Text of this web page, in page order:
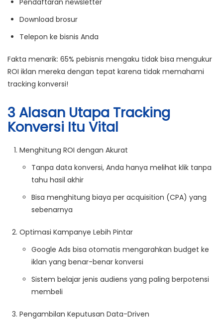
Pendaftaran newsletter
Download brosur
Telepon ke bisnis Anda
Fakta menarik: 65% pebisnis mengaku tidak bisa mengukur
ROI iklan mereka dengan tepat karena tidak memahami
tracking konversi!
3 Alasan Utapa Tracking
Konversi Itu Vital
Menghitung ROI dengan Akurat
Tanpa data konversi, Anda hanya melihat klik tanpa
tahu hasil akhir
Bisa menghitung biaya per acquisition (CPA) yang
sebenarnya
Optimasi Kampanye Lebih Pintar
Google Ads bisa otomatis mengarahkan budget ke
iklan yang benar-benar konversi
Sistem belajar jenis audiens yang paling berpotensi
membeli
Pengambilan Keputusan Data-Driven